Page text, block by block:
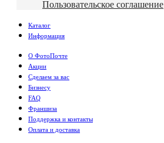
Пользовательское соглашение
Каталог
Информация
О ФотоПочте
Акции
Сделаем за вас
Бизнесу
FAQ
Франшиза
Поддержка и контакты
Оплата и доставка